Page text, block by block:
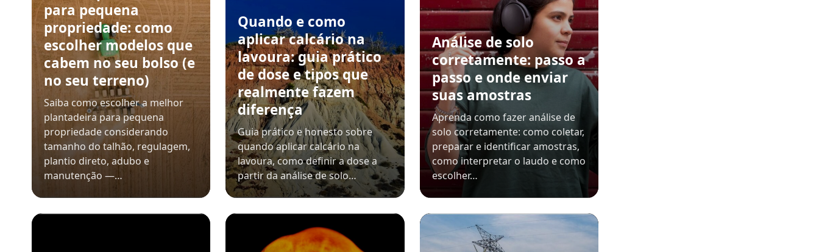
para pequena
propriedade: como
escolher modelos que
cabem no seu bolso (e
no seu terreno)
Saiba como escolher a melhor
plantadeira para pequena
propriedade considerando
tamanho do talhão, regulagem,
plantio direto, adubo e
manutenção —…
Quando e como
aplicar calcário na
lavoura: guia prático
de dose e tipos que
realmente fazem
diferença
Guia prático e honesto sobre
quando aplicar calcário na
lavoura, como definir a dose a
partir da análise de solo…
Análise de solo
corretamente: passo a
passo e onde enviar
suas amostras
Aprenda como fazer análise de
solo corretamente: como coletar,
preparar e identificar amostras,
como interpretar o laudo e como
escolher…